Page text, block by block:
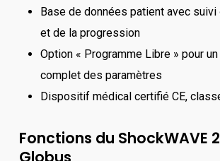
Base de données patient avec suivi
et de la progression
Option « Programme Libre » pour
complet des paramètres
Dispositif médical certifié CE,
Fonctions du ShockWAVE
Globus